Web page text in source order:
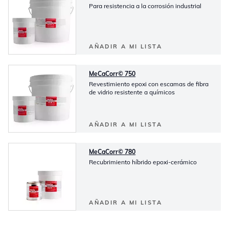
Para resistencia a la corrosión industrial
AÑADIR A MI LISTA
MeCaCorr© 750
Revestimiento epoxi con escamas de fibra
de vidrio resistente a químicos
AÑADIR A MI LISTA
MeCaCorr© 780
Recubrimiento híbrido epoxi-cerámico
AÑADIR A MI LISTA